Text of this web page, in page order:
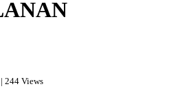
244 Views